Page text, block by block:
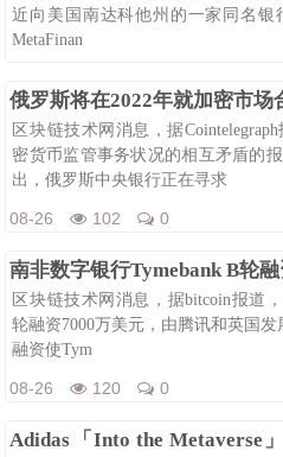
近向美国南达科他州的一家同名银
MetaFinan
俄罗斯将在2022年就加密市场
区块链技术网消息，据
密货币监管事务状况的相互矛盾的
出，俄罗斯中央银行正在寻求
08-26 102 0
南非数字银行Tymebank B轮
区块链技术网消息，据bitcoin报道
轮融资7000万美元，由腾讯和英国
融资使Tym
08-26 120 0
Adidas「Into the Metaverse